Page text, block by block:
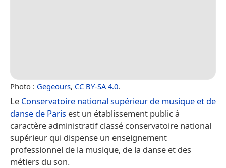
Photo : Gegeours, CC BY-SA 4.0.
Le Conservatoire national supérieur de musique et de
danse de Paris est un établissement public à
caractère administratif classé conservatoire national
supérieur qui dispense un enseignement
professionnel de la musique, de la danse et des
métiers du son.